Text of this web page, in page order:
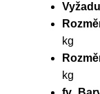
kg
kg